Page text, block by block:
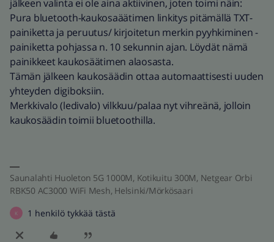
jälkeen valinta ei ole aina aktiivinen, joten toimi näin:
Pura bluetooth-kaukosaäätimen linkitys pitämällä TXT-
painiketta ja peruutus/ kirjoitetun merkin pyyhkiminen -
painiketta pohjassa n. 10 sekunnin ajan. Löydät nämä
painikkeet kaukosäätimen alaosasta.
Tämän jälkeen kaukosäädin ottaa automaattisesti uuden
yhteyden digiboksiin.
Merkkivalo (ledivalo) vilkkuu/palaa nyt vihreänä, jolloin
kaukosäädin toimii bluetoothilla.
Saunalahti Huoleton 5G 1000M, Kotikuitu 300M, Netgear Orbi
RBK50 AC3000 WiFi Mesh, Helsinki/Mörkösaari
K 1 henkilö tykkää tästä